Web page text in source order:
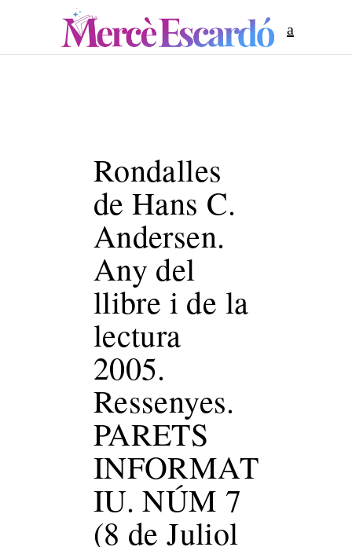
Rondalles
de Hans C.
Andersen.
Any del
llibre i de la
lectura
2005.
Ressenyes.
PARETS
INFORMAT
IU. NÚM 7
(8 de Juliol